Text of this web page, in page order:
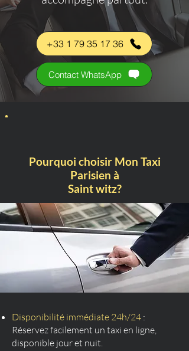
+33 1 79 35 17 36
Contact WhatsApp
Pourquoi choisir Mon Taxi
Parisien à
Saint witz?
Disponibilité immédiate 24h/24 :
Réservez facilement un taxi en ligne,
disponible jour et nuit.